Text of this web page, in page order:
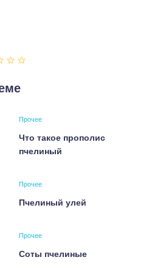
Прочее
Что такое прополис
пчелиный
Прочее
Пчелиный улей
Прочее
Соты пчелиные